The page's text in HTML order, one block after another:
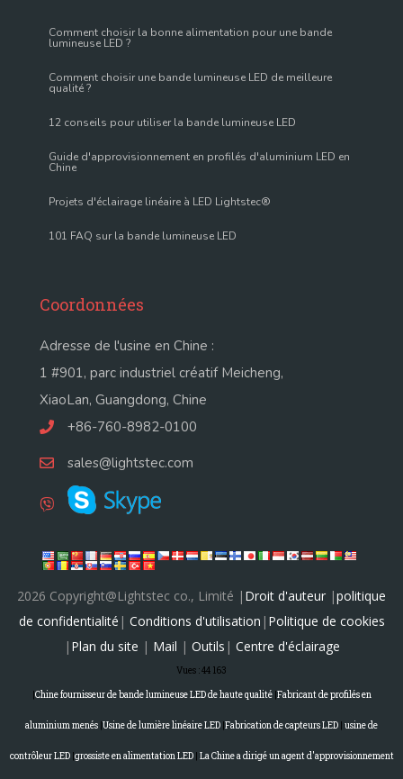
Comment choisir la bonne alimentation pour une bande
lumineuse LED ?
Comment choisir une bande lumineuse LED de meilleure
qualité ?
12 conseils pour utiliser la bande lumineuse LED
Guide d'approvisionnement en profilés d'aluminium LED en
Chine
Projets d'éclairage linéaire à LED Lightstec®
101 FAQ sur la bande lumineuse LED
Coordonnées
Adresse de l'usine en Chine :
1 #901, parc industriel créatif Meicheng,
XiaoLan, Guangdong, Chine
+86-760-8982-0100
sales@lightstec.com
2026 Copyright@Lightstec co., Limité | Droit d'auteur |politique
de confidentialité | Conditions d'utilisation | Politique de cookies
| Plan du site | Mail | Outils | Centre d'éclairage
Vues :44 163
Chine fournisseur de bande lumineuse LED de haute qualité| Fabricant de profilés en
aluminium menés Usine de lumière linéaire LED Fabrication de capteurs LED usine de
contrôleur LED| grossiste en alimentation LED| La Chine a dirigé un agent d'approvisionnement